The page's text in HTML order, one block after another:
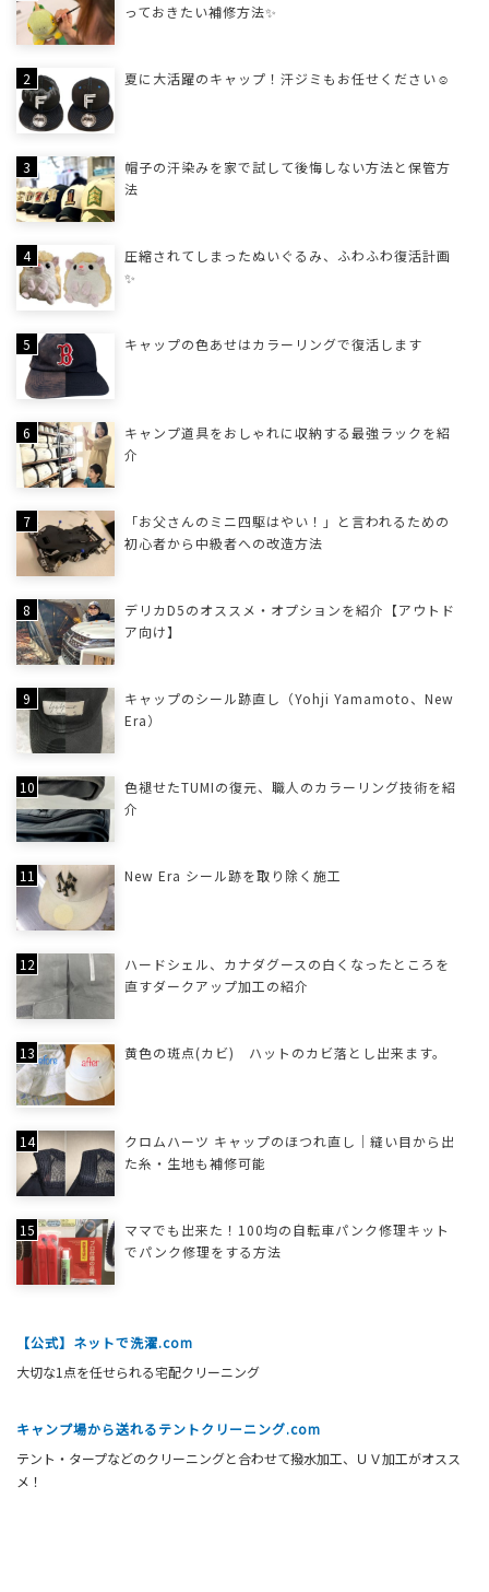
っておきたい補修方法✨
夏に大活躍のキャップ！汗ジミもお任せください☺
帽子の汗染みを家で試して後悔しない方法と保管方
法
圧縮されてしまったぬいぐるみ、ふわふわ復活計画
✨
キャップの色あせはカラーリングで復活します
キャンプ道具をおしゃれに収納する最強ラックを紹
介
「お父さんのミニ四駆はやい！」と言われるための
初心者から中級者への改造方法
デリカD5のオススメ・オプションを紹介【アウトド
ア向け】
キャップのシール跡直し（Yohji Yamamoto、New
Era）
色褪せたTUMIの復元、職人のカラーリング技術を紹
介
New Era シール跡を取り除く施工
ハードシェル、カナダグースの白くなったところを
直すダークアップ加工の紹介
黄色の斑点(カビ) ハットのカビ落とし出来ます。
クロムハーツ キャップのほつれ直し｜縫い目から出
た糸・生地も補修可能
ママでも出来た！100均の自転車パンク修理キット
でパンク修理をする方法
【公式】ネットで洗濯.com
大切な1点を任せられる宅配クリーニング
キャンプ場から送れるテントクリーニング.com
テント・タープなどのクリーニングと合わせて撥水加工、ＵＶ加工がオスス
メ！